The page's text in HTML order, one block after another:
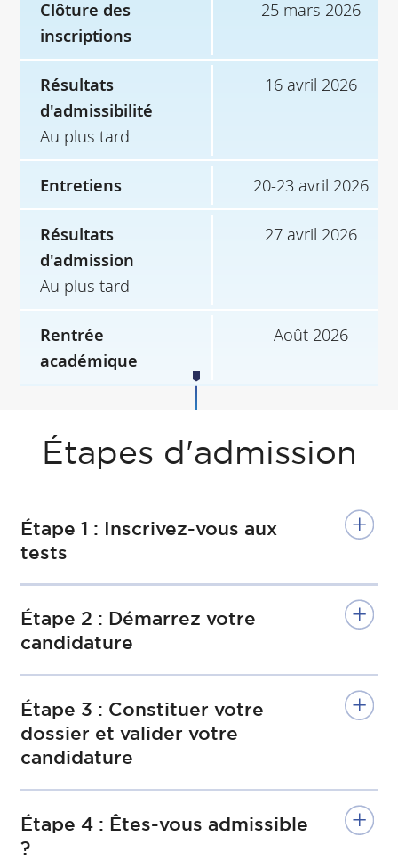
Clôture des
inscriptions
25 mars 2026
Résultats
d'admissibilité
Au plus tard
16 avril 2026
Entretiens 20-23 avril 2026
Résultats
d'admission
Au plus tard
27 avril 2026
Rentrée
académique
Août 2026
Étapes d'admission
Étape 1 : Inscrivez-vous aux
tests
Étape 2 : Démarrez votre
candidature
Étape 3 : Constituer votre
dossier et valider votre
candidature
Étape 4 : Êtes-vous admissible
?